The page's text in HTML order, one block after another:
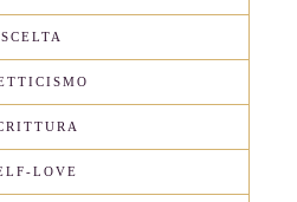
SCELTA
LOVE